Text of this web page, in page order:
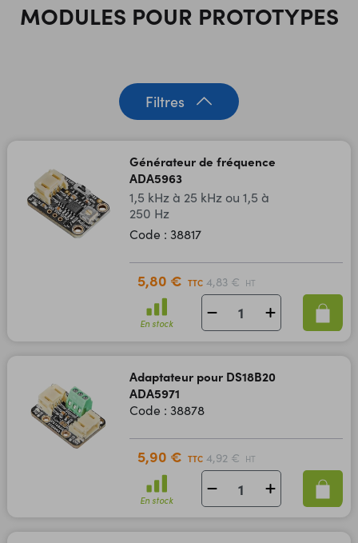
MODULES POUR PROTOTYPES
Filtres
Générateur de fréquence
ADA5963
1,5 kHz à 25 kHz ou 1,5 à
250 Hz
Code : 38817
5,80 € TTC 4,83 € HT
En stock
Adaptateur pour DS18B20
ADA5971
Code : 38878
5,90 € TTC 4,92 € HT
En stock